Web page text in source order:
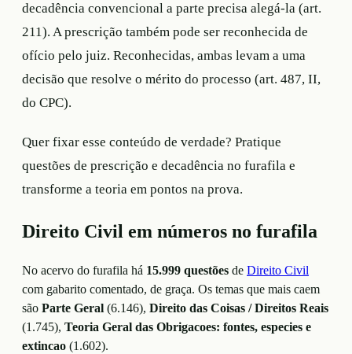
decadência convencional a parte precisa alegá-la (art.
211). A prescrição também pode ser reconhecida de
ofício pelo juiz. Reconhecidas, ambas levam a uma
decisão que resolve o mérito do processo (art. 487, II,
do CPC).
Quer fixar esse conteúdo de verdade? Pratique
questões de prescrição e decadência no furafila e
transforme a teoria em pontos na prova.
Direito Civil em números no furafila
No acervo do furafila há 15.999 questões de Direito Civil
com gabarito comentado, de graça. Os temas que mais caem
são Parte Geral (6.146), Direito das Coisas / Direitos Reais
(1.745), Teoria Geral das Obrigacoes: fontes, especies e
extincao (1.602).